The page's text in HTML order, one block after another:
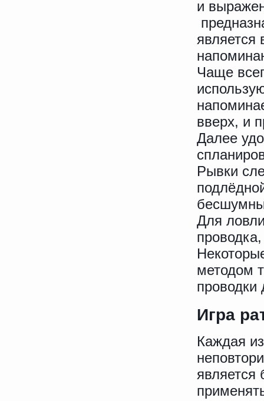
и
является
Чаще
вверх, и
Далее
Рывки
Для
методом
проводки
Игра
Каждая
является